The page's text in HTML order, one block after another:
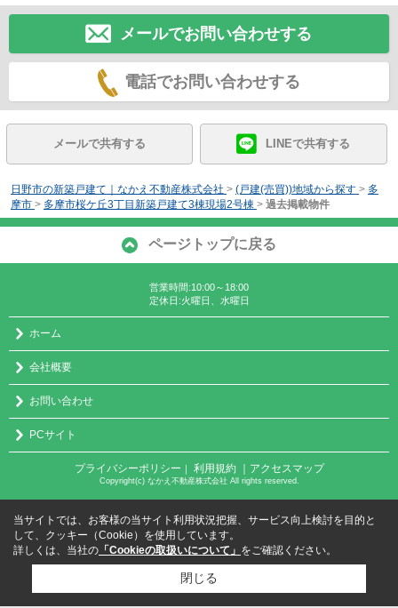
メールでお問い合わせする
電話でお問い合わせする
メールで共有する LINEで共有する
日野市の新築戸建て｜なかえ不動産株式会社 > (戸建(売買))地域から探す > 多
摩市 > 多摩市桜ケ丘3丁目新築戸建て3棟現場2号棟 > 過去掲載物件
ページトップに戻る
営業時間:10:00～18:00
定休日:火曜日、水曜日
ホーム
会社概要
お問い合わせ
PCサイト
プライバシーポリシー ｜ 利用規約 ｜アクセスマップ
Copyright(c) なかえ不動産株式会社 All rights reserved.
当サイトでは、お客様の当サイト利用状況把握、サービス向上検討を目的と
して、クッキー（Cookie）を使用しています。
詳しくは、当社の 「Cookieの取扱いについて」 をご確認ください。
閉じる